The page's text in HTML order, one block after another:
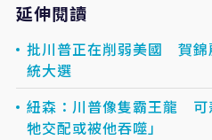
延伸閱讀
批川普正在削弱美國 賀錦
統大選
紐森：川普像隻霸王龍 可
牠交配或被他吞噬」